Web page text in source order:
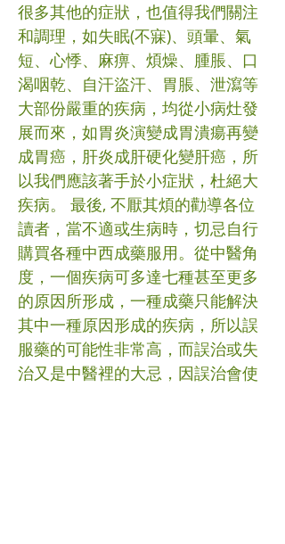
很多其他的症狀，也值得我們關注
和調理，如失眠(不寐)、頭暈、氣
短、心悸、麻痹、煩燥、腫脹、口
渴咽乾、自汗盜汗、胃脹、泄瀉等
大部份嚴重的疾病，均從小病灶發
展而來，如胃炎演變成胃潰瘍再變
成胃癌，肝炎成肝硬化變肝癌，所
以我們應該著手於小症狀，杜絕大
疾病。 最後, 不厭其煩的勸導各位
讀者，當不適或生病時，切忌自行
購買各種中西成藥服用。從中醫角
度，一個疾病可多達七種甚至更多
的原因所形成，一種成藥只能解決
其中一種原因形成的疾病，所以誤
服藥的可能性非常高，而誤治或失
治又是中醫裡的大忌，因誤治會使